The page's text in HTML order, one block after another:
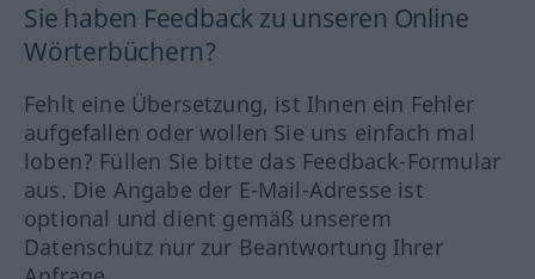
Sie haben Feedback zu unseren Online
Wörterbüchern?
Fehlt eine Übersetzung, ist Ihnen ein Fehler
aufgefallen oder wollen Sie uns einfach mal
loben? Füllen Sie bitte das Feedback-Formular
aus. Die Angabe der E-Mail-Adresse ist
optional und dient gemäß unserem
Datenschutz nur zur Beantwortung Ihrer